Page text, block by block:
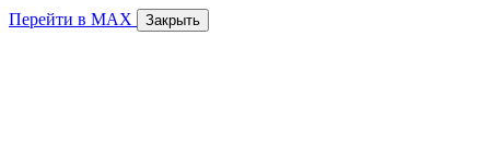
Перейти в MAX Закрыть